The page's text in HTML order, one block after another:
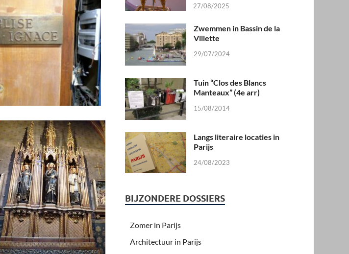
27/08/2025
Zwemmen in Bassin de la
Villette
29/07/2024
Tuin “Clos des Blancs
Manteaux” (4e arr)
15/08/2014
Langs literaire locaties in
Parijs
24/08/2023
BIJZONDERE DOSSIERS
Zomer in Parijs
Architectuur in Parijs